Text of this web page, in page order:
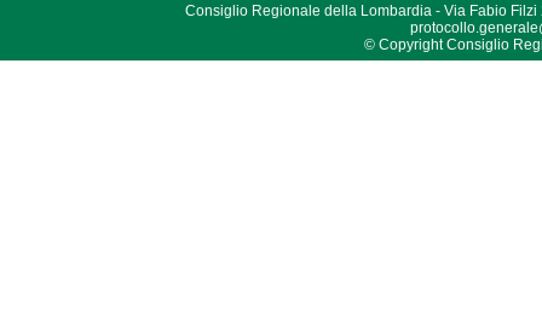
Consiglio Regionale della Lombardia - Via Fabio Filzi
© Copyright Consiglio